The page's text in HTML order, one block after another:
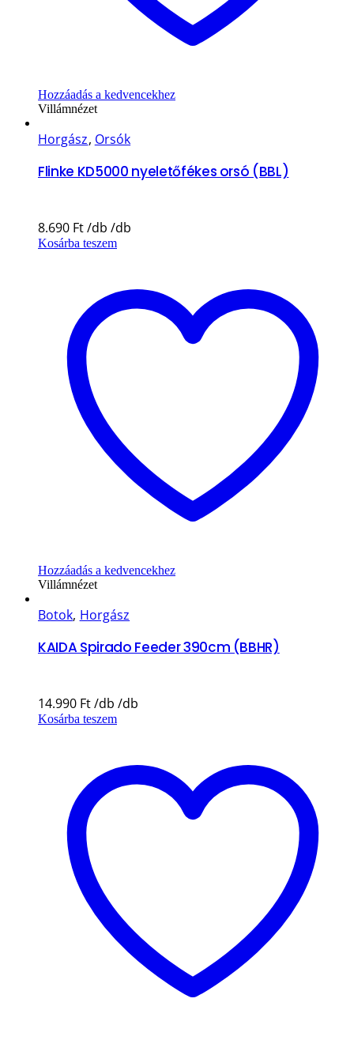
Hozzáadás a kedvencekhez
Villámnézet
Horgász, Orsók
Flinke KD5000 nyeletőfékes orsó (BBL)
8.690 Ft
Kosárba teszem
Hozzáadás a kedvencekhez
Villámnézet
Botok, Horgász
KAIDA Spirado Feeder 390cm (BBHR)
14.990 Ft
Kosárba teszem